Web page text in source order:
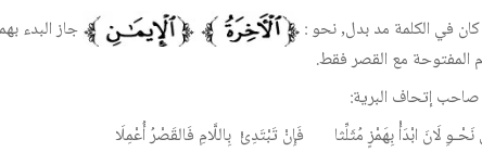
كان في الكلمة مد بدل, نحو :
جاز البدء
المفتوحة مع القصر فقط.
إتحاف البرية:
لَانَ ابْدَأْ بِهَمْزٍ مُثَلِّثا فَإِنْ تَبْتَدِئْ بِاللَّامِ فَالقَصْرُ أُعْمِلَا